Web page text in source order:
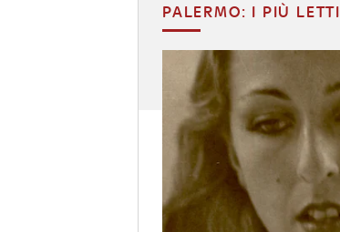
PALERMO: I PIÙ LETTI